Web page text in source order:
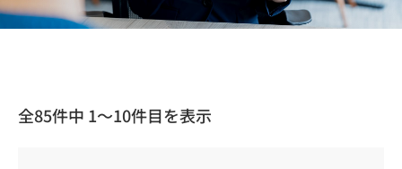
全85件中 1〜10件目を表示